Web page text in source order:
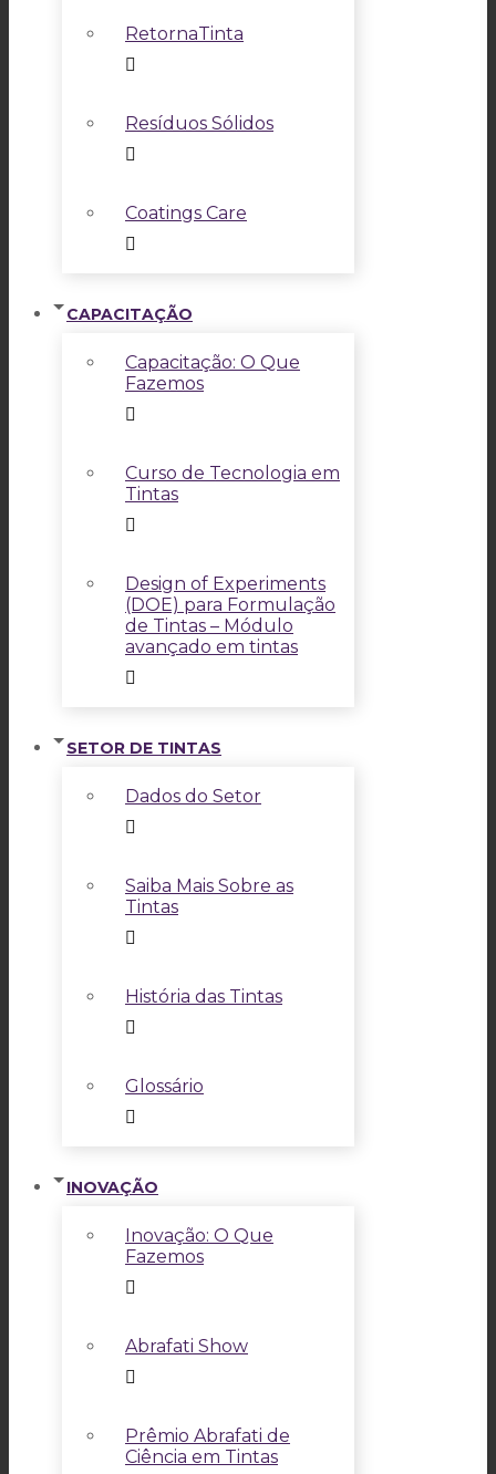
RetornaTinta
Resíduos Sólidos
Coatings Care
CAPACITAÇÃO
Capacitação: O Que
Fazemos
Curso de Tecnologia em
Tintas
Design of Experiments
(DOE) para Formulação
de Tintas – Módulo
avançado em tintas
SETOR DE TINTAS
Dados do Setor
Saiba Mais Sobre as
Tintas
História das Tintas
Glossário
INOVAÇÃO
Inovação: O Que
Fazemos
Abrafati Show
Prêmio Abrafati de
Ciência em Tintas